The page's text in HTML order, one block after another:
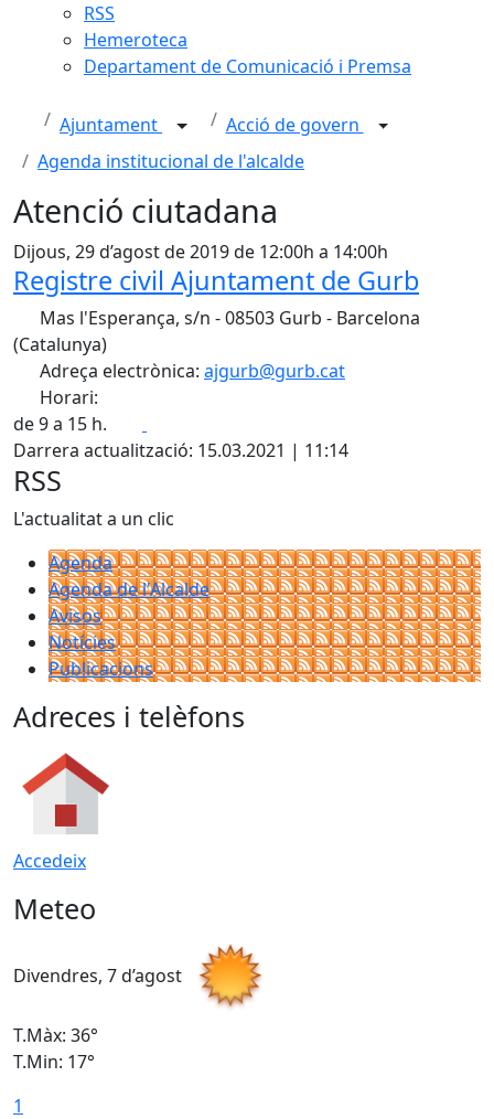
RSS
Hemeroteca
Departament de Comunicació i Premsa
Ajuntament
Acció de govern
Agenda institucional de l'alcalde
Atenció ciutadana
Dijous, 29 d’agost de 2019 de 12:00h a 14:00h
Registre civil Ajuntament de Gurb
Mas l'Esperança, s/n - 08503 Gurb - Barcelona
(Catalunya)
Adreça electrònica: ajgurb@gurb.cat
Horari:
de 9 a 15 h.
Darrera actualització: 15.03.2021 | 11:14
RSS
L'actualitat a un clic
Agenda
Agenda de l'Alcalde
Avisos
Notícies
Publicacions
Adreces i telèfons
Accedeix
Meteo
Divendres, 7 d’agost
T.Màx: 36°
T.Min: 17°
1